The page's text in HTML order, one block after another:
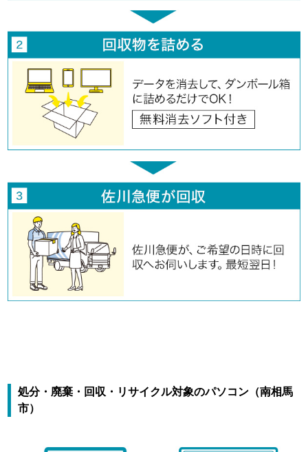
処分・廃棄・回収・リサイクル対象のパソコン（南相馬
市）